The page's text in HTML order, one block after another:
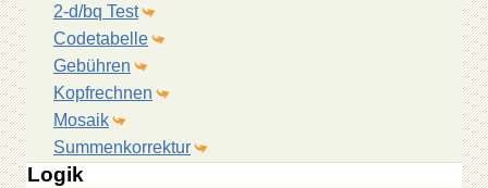
2-d/bq Test
Codetabelle
Gebühren
Kopfrechnen
Mosaik
Summenkorrektur
Logik